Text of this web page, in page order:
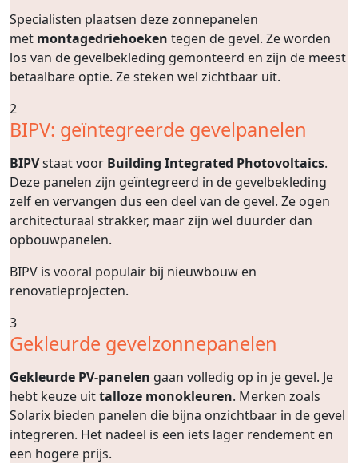
Specialisten plaatsen deze zonnepanelen
met montagedriehoeken tegen de gevel. Ze worden
los van de gevelbekleding gemonteerd en zijn de meest
betaalbare optie. Ze steken wel zichtbaar uit.
2
BIPV: geïntegreerde gevelpanelen
BIPVstaat voor Building Integrated Photovoltaics.
Deze panelen zijn geïntegreerd in de gevelbekleding
zelf en vervangen dus een deel van de gevel. Ze ogen
architecturaal strakker, maar zijn wel duurder dan
opbouwpanelen.
BIPV is vooral populair bij nieuwbouw en
renovatieprojecten.
3
Gekleurde gevelzonnepanelen
Gekleurde PV-panelen gaan volledig op in je gevel. Je
hebt keuze uittalloze monokleuren. Merken zoals
Solarix bieden panelen die bijna onzichtbaar in de gevel
integreren. Het nadeel is een iets lager rendement en
een hogere prijs.